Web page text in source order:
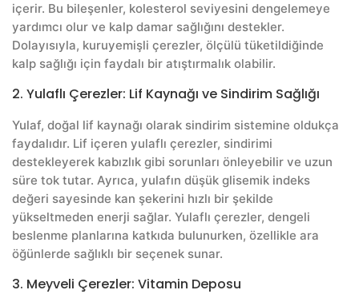
içerir. Bu bileşenler, kolesterol seviyesini dengelemeye
yardımcı olur ve kalp damar sağlığını destekler.
Dolayısıyla, kuruyemişli çerezler, ölçülü tüketildiğinde
kalp sağlığı için faydalı bir atıştırmalık olabilir.
2. Yulaflı Çerezler: Lif Kaynağı ve Sindirim Sağlığı
Yulaf, doğal lif kaynağı olarak sindirim sistemine oldukça
faydalıdır. Lif içeren yulaflı çerezler, sindirimi
destekleyerek kabızlık gibi sorunları önleyebilir ve uzun
süre tok tutar. Ayrıca, yulafın düşük glisemik indeks
değeri sayesinde kan şekerini hızlı bir şekilde
yükseltmeden enerji sağlar. Yulaflı çerezler, dengeli
beslenme planlarına katkıda bulunurken, özellikle ara
öğünlerde sağlıklı bir seçenek sunar.
3. Meyveli Çerezler: Vitamin Deposu